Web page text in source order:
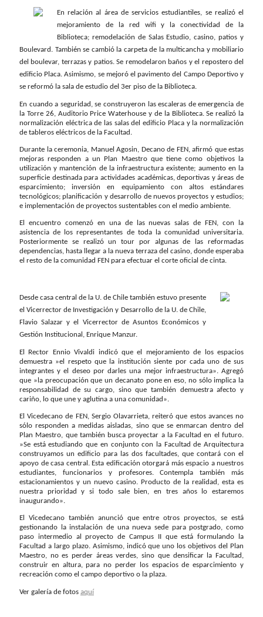
En relación al área de servicios estudiantiles, se realizó el
mejoramiento de la red wifi y la conectividad de la
Biblioteca; remodelación de Salas Estudio, casino, patios y
Boulevard. También se cambió la carpeta de la multicancha y mobiliario
del boulevar, terrazas y patios. Se remodelaron baños y el repostero del
edificio Placa. Asimismo, se mejoró el pavimento del Campo Deportivo y
se reformó la sala de estudio del 3er piso de la Biblioteca.
En cuando a seguridad, se construyeron las escaleras de emergencia de
la Torre 26, Auditorio Price Waterhouse y de la Biblioteca. Se realizó la
normalización eléctrica de las salas del edificio Placa y la normalización
de tableros eléctricos de la Facultad.
Durante la ceremonia, Manuel Agosin, Decano de FEN, afirmó que estas
mejoras responden a un Plan Maestro que tiene como objetivos la
utilización y mantención de la infraestructura existente; aumento en la
superficie destinada para actividades académicas, deportivas y áreas de
esparcimiento; inversión en equipamiento con altos estándares
tecnológicos; planificación y desarrollo de nuevos proyectos y estudios;
e implementación de proyectos sustentables con el medio ambiente.
El encuentro comenzó en una de las nuevas salas de FEN, con la
asistencia de los representantes de toda la comunidad universitaria.
Posteriormente se realizó un tour por algunas de las reformadas
dependencias, hasta llegar a la nueva terraza del casino, donde esperaba
el resto de la comunidad FEN para efectuar el corte oficial de cinta.
Desde casa central de la U. de Chile también estuvo presente
el Vicerrector de Investigación y Desarrollo de la U. de Chile,
Flavio Salazar y el Vicerrector de Asuntos Económicos y
Gestión Institucional, Enrique Manzur.
El Rector Ennio Vivaldi indicó que el mejoramiento de los espacios
demuestra »el respeto que la institución siente por cada uno de sus
integrantes y el deseo por darles una mejor infraestructura». Agregó
que »la preocupación que un decanato pone en eso, no sólo implica la
responsabilidad de su cargo, sino que también demuestra afecto y
cariño, lo que une y aglutina a una comunidad».
El Vicedecano de FEN, Sergio Olavarrieta, reiteró que estos avances no
sólo responden a medidas aisladas, sino que se enmarcan dentro del
Plan Maestro, que también busca proyectar a la Facultad en el futuro.
»Se está estudiando que en conjunto con la Facultad de Arquitectura
construyamos un edificio para las dos facultades, que contará con el
apoyo de casa central. Esta edificación otorgará más espacio a nuestros
estudiantes, funcionarios y profesores. Contempla también más
estacionamientos y un nuevo casino. Producto de la realidad, esta es
nuestra prioridad y si todo sale bien, en tres años lo estaremos
inaugurando».
El Vicedecano también anunció que entre otros proyectos, se está
gestionando la instalación de una nueva sede para postgrado, como
paso intermedio al proyecto de Campus II que está formulando la
Facultad a largo plazo. Asimismo, indicó que uno los objetivos del Plan
Maestro, no es perder áreas verdes, sino que densificar la Facultad,
construir en altura, para no perder los espacios de esparcimiento y
recreación como el campo deportivo o la plaza.
Ver galería de fotos aquí